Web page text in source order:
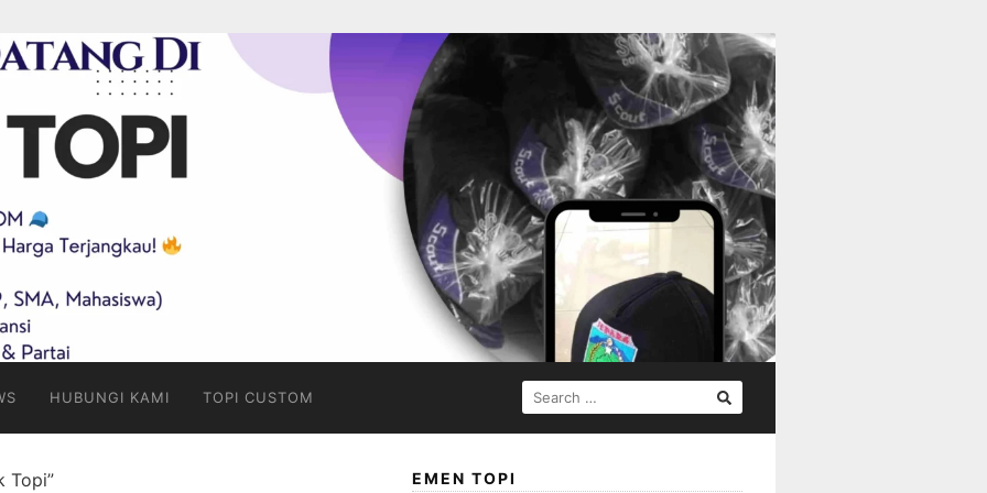
HUBUNGI KAMI TOPI CUSTOM
SEARCH
FOR:
Topi” EMEN TOPI